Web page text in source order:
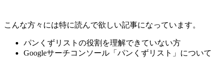
こんな方々には特に読んで欲しい記事になっています。
パンくずリストの役割を理解できていない方
Googleサーチコンソール「パンくずリスト」について